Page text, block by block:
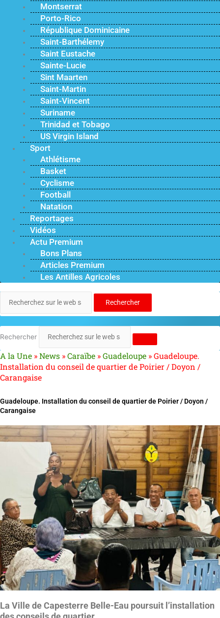
Montserrat
Porto-Rico
République Dominicaine
Saint-Barthélemy
Saint Eustache
Sainte-Lucie
Sint Maarten
Saint-Martin
Saint-Vincent
Suriname
Trinidad et Tobago
US Virgin Island
Sport
Athlétisme
Basket
Cyclisme
Football
Natation
Reportages
Vidéos
Actu Premium
Bons Plans
Articles Premium
Les Antilles Agricoles
Rechercher
Rechercher
A la Une »News »Caraïbe »Guadeloupe »Guadeloupe.
Installation du conseil de quartier de Poirier / Doyon /
Carangaise
Guadeloupe. Installation du conseil de quartier de Poirier / Doyon /
Carangaise
La Ville de Capesterre Belle-Eau poursuit l’installation